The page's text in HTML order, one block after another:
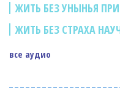
ЖИТЬ БЕЗ УНЫНЬЯ
ЖИТЬ БЕЗ СТРАХА
все аудио